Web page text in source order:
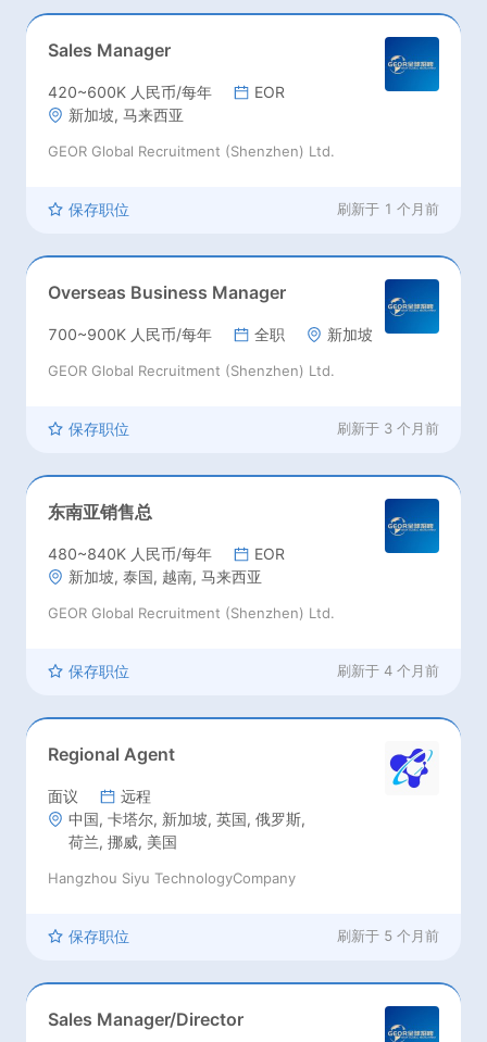
Sales Manager
420~600K 人民币/每年
EOR
新加坡, 马来西亚
GEOR Global Recruitment (Shenzhen) Ltd.
保存职位 刷新于 1 个月前
Overseas Business Manager
700~900K 人民币/每年 全职 新加坡
GEOR Global Recruitment (Shenzhen) Ltd.
保存职位 刷新于 3 个月前
东南亚销售总
480~840K 人民币/每年
EOR
新加坡, 泰国, 越南, 马来西亚
GEOR Global Recruitment (Shenzhen) Ltd.
保存职位 刷新于 4 个月前
Regional Agent
面议
远程
中国, 卡塔尔, 新加坡, 英国, 俄罗斯,
荷兰, 挪威, 美国
Hangzhou Siyu TechnologyCompany
保存职位 刷新于 5 个月前
Sales Manager/Director